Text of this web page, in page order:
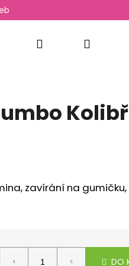
OxyladyHledat
zavírání na
DO